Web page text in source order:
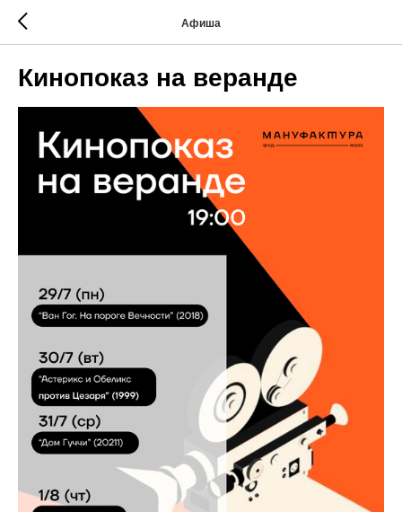
Афиша
Кинопоказ на веранде